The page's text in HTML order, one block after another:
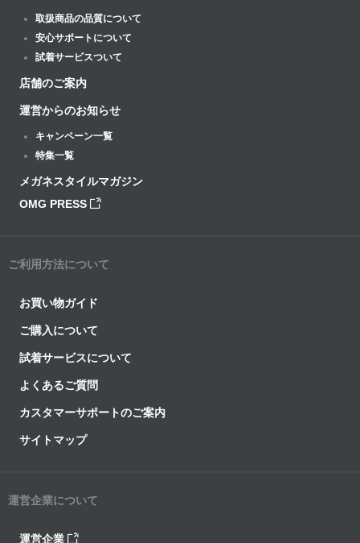
取扱商品の品質について
安心サポートについて
試着サービスついて
店舗のご案内
運営からのお知らせ
キャンペーン一覧
特集一覧
メガネスタイルマガジン
OMG PRESS
ご利用方法について
お買い物ガイド
ご購入について
試着サービスについて
よくあるご質問
カスタマーサポートのご案内
サイトマップ
運営企業について
運営企業